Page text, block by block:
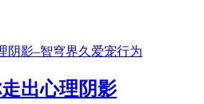
出心理阴影